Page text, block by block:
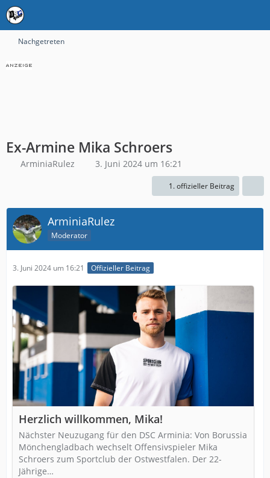
Nachgetreten
Ex-Armine Mika Schroers
ArminiaRulez 3. Juni 2024 um 16:21
1. offizieller Beitrag
ArminiaRulez
Moderator
3. Juni 2024 um 16:21 Offizieller Beitrag
Herzlich willkommen, Mika!
Nächster Neuzugang für den DSC Arminia: Von Borussia
Mönchengladbach wechselt Offensivspieler Mika
Schroers zum Sportclub der Ostwestfalen. Der 22-
Jährige…